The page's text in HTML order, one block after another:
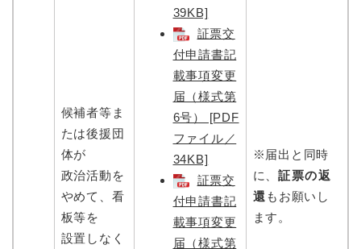
39KB]
証票交
付申請書記
載事項変更
届（様式第
6号） [PDF
ファイル／
34KB]
証票交
付申請書記
載事項変更
届（様式第
候補者等ま
たは後援団
体が
政治活動を
やめて、看
板等を
設置しなく
※届出と同時
に、 証票の返
還 もお願いし
ます。